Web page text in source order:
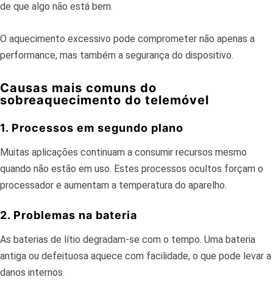
de que algo não está bem.
O aquecimento excessivo pode comprometer não apenas a
performance, mas também a segurança do dispositivo.
Causas mais comuns do
sobreaquecimento do telemóvel
1. Processos em segundo plano
Muitas aplicações continuam a consumir recursos mesmo
quando não estão em uso. Estes processos ocultos forçam o
processador e aumentam a temperatura do aparelho.
2. Problemas na bateria
As baterias de lítio degradam-se com o tempo. Uma bateria
antiga ou defeituosa aquece com facilidade, o que pode levar a
danos internos.